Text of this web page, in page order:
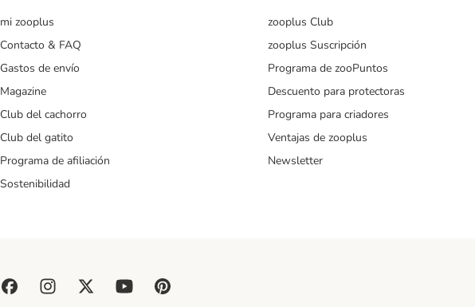
mi zooplus
Contacto & FAQ
Gastos de envío
Magazine
Club del cachorro
Club del gatito
Programa de afiliación
Sostenibilidad
zooplus Club
zooplus Suscripción
Programa de zooPuntos
Descuento para protectoras
Programa para criadores
Ventajas de zooplus
Newsletter